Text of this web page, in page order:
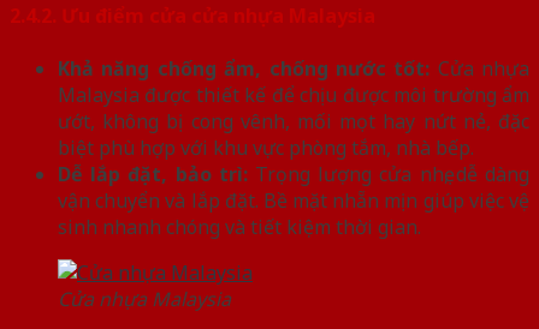
2.4.2. Ưu điểm cửa cửa nhựa Malaysia
Khả năng chống ẩm, chống nước tốt: Cửa nhựa
Malaysia được thiết kế để chịu được môi trường ẩm
ướt, không bị cong vênh, mối mọt hay nứt nẻ, đặc
biệt phù hợp với khu vực phòng tắm, nhà bếp.
Dễ lắp đặt, bảo trì:Trọng lượng cửa nhẹ, dễ dàng
vận chuyển và lắp đặt. Bề mặt nhẵn mịn giúp việc vệ
sinh nhanh chóng và tiết kiệm thời gian.
Cửa nhựa Malaysia